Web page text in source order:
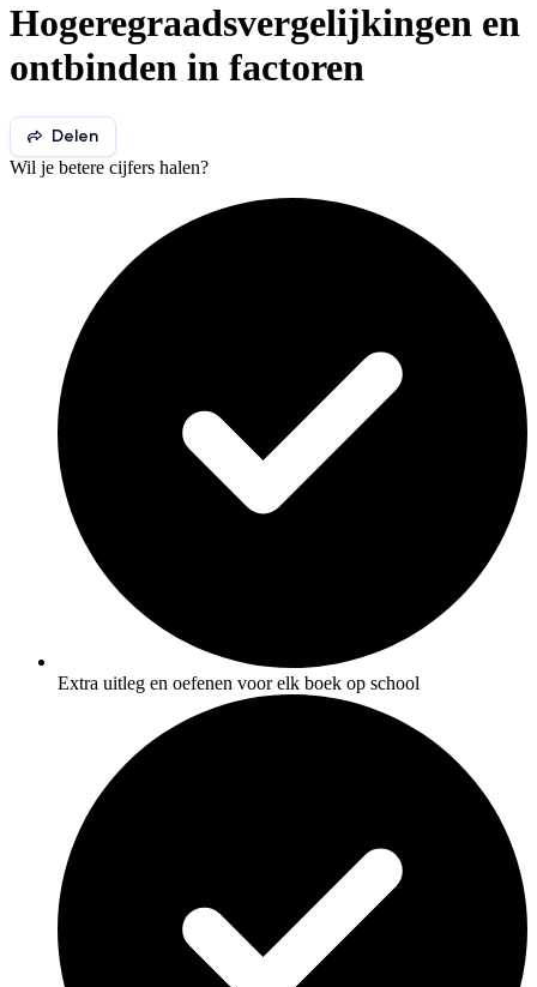
Hogeregraadsvergelijkingen en
ontbinden in factoren
Delen
Wil je betere cijfers halen?
Extra uitleg en oefenen voor elk boek op school